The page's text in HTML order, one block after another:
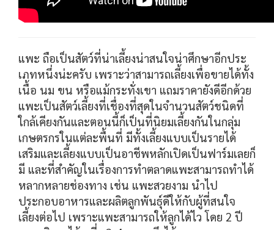
แพะ ถือเป็นสัตว์ที่น่าเลี้ยงน่าสนใจน่าศึกษาอีกประ
เภทหนึ่งน่ะครับ เพราะว่าสามารถเลี้ยงเพื่อขายได้ทั้ง
เนื้อ นม ขน หรือแม้กระทั่งเขา แถมราคายังดีอีกด้วย
แพะเป็นสัตว์เลี้ยงที่เชื่องที่สุดในจำนวนสัตว์ชนิดที่
ใกล้เคียงกันและตอนนี้ก็เป็นที่นิยมเลี้ยงกันในกลุ่ม
เกษตรกรในแต่ละพื้นที่ มีทั้งเลี้ยงแบบเป็นรายได้
เสริมและเลี้ยงแบบเป็นอาชีพหลักเปิดเป็นฟาร์มเลยก็
มี และที่สำคัญในเรื่องการทำตลาดแพะสามารถทำได้
หลากหลายช่องทาง เช่น แพะสวยงาม นำไป
ประกอบอาหารและผลิตลูกพันธุ์ดีให้กับผู้ที่สนใจ
เลี้ยงต่อไป เพราะแพะสามารถให้ลูกได้ไว โดย 2 ปี